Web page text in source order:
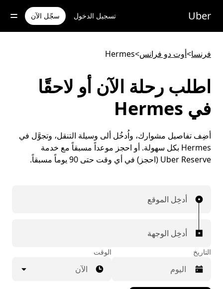
للوصول
المحتوى
Uber تسجيل الدخول سجّل الآن
فرنسا>أوت دو فرانس>
Hermes
اطلب رحلة الآن أو لاحقًا
في Hermes
أضِف تفاصيل مشوارك، واُدخُل ألى وسيلة التنقل، وتجوَّل في
Hermes بكل سهولة. أو احجز موعداً مسبقاً مع خدمة
Uber Reserve (احجز) في أي وقت حتى 90 يوماً مسبقاً.
أدخِل الموقع
أدخِل الوجهة
التاريخ الوقت
الآن